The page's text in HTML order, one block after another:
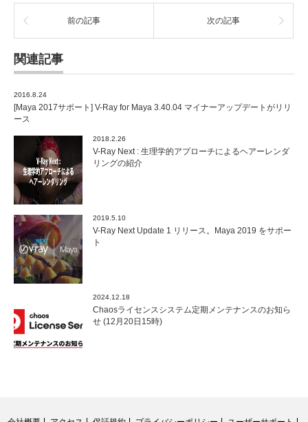
前の記事 次の記事
関連記事
2016.8.24
[Maya 2017サポート] V-Ray for Maya 3.40.04 マイナーアップデートがリリ
ース
2018.2.26
V-Ray Next : 生理学的アプローチによるヘアーレンダ
リングの紹介
2019.5.10
V-Ray Next Update 1 リリース。Maya 2019 をサポー
ト
2024.12.18
Chaosライセンスシステム定期メンテナンスのお知ら
せ (12月20日15時)